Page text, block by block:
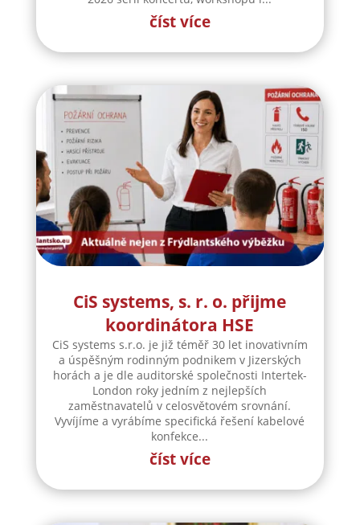
číst více
CiS systems, s. r. o. přijme
koordinátora HSE
CiS systems s.r.o. je již téměř 30 let inovativním
a úspěšným rodinným podnikem v Jizerských
horách a je dle auditorské společnosti Intertek-
London roky jedním z nejlepších
zaměstnavatelů v celosvětovém srovnání.
Vyvíjíme a vyrábíme specifická řešení kabelové
konfekce...
číst více